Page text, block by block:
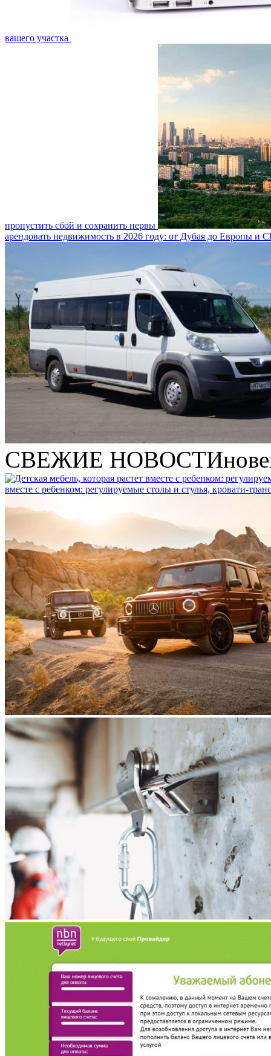
вашего участка
пропустить сбой и сохранить нервы
арендовать недвижимость в 2026 году: от Дубая до Европы и
СВЕЖИЕ НОВОСТИ
вместе с ребенком: регулируемые столы и стулья, кровати-